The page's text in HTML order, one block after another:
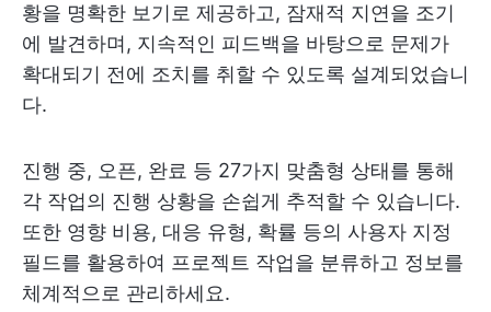
황을 명확한 보기로 제공하고, 잠재적 지연을 조기
에 발견하며, 지속적인 피드백을 바탕으로 문제가
확대되기 전에 조치를 취할 수 있도록 설계되었습니
다.
진행 중, 오픈, 완료 등 27가지 맞춤형 상태를 통해
각 작업의 진행 상황을 손쉽게 추적할 수 있습니다.
또한 영향 비용, 대응 유형, 확률 등의 사용자 지정
필드를 활용하여 프로젝트 작업을 분류하고 정보를
체계적으로 관리하세요.